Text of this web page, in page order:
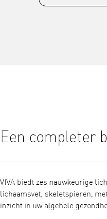
Een completer
VIVA biedt zes nauwkeurige
lichaamsvet, skeletspieren,
inzicht in uw algehele